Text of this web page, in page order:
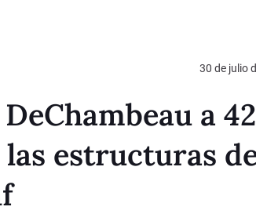
30 de julio
a
estructuras